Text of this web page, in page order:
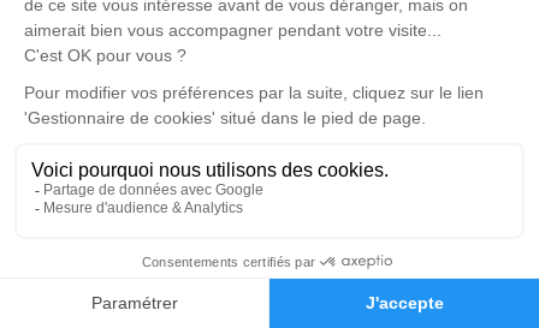
Faire-part Hommages
Cérémonie religieuse
jeudi 14 novembre 2024 à 14h15
Église Saint Martin de Égriselles-le-Bocage
89500 Égriselles-le-Bocage